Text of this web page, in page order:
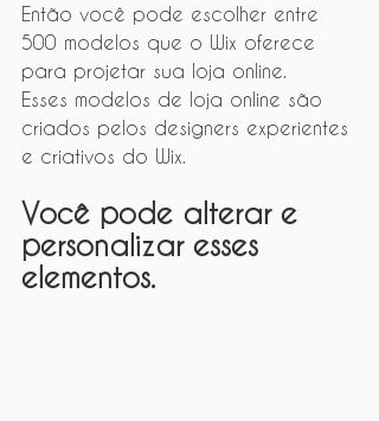
Então você pode escolher entre
500 modelos que o Wix oferece
para projetar sua loja online.
Esses modelos de loja online são
criados pelos designers experientes
e criativos do Wix.
Você pode alterar e
personalizar esses
elementos.